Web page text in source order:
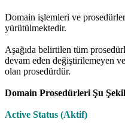
Domain işlemleri ve
yürütülmektedir.
Aşağıda belirtilen tüm
devam eden değiştirilemeyen
olan prosedürdür.
Domain Prosedürleri Şu
Active Status (Aktif)